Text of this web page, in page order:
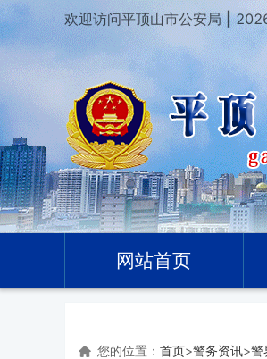
欢迎访问平顶山市公安局|
网站首页
您的位置： 首页>警务资讯>警